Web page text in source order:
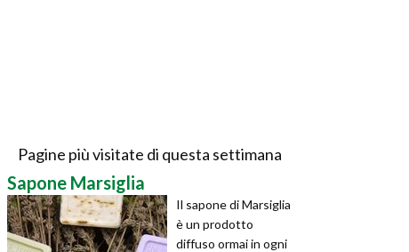
Pagine più visitate di questa settimana
Sapone Marsiglia
Il sapone di Marsiglia
è un prodotto
diffuso ormai in ogni